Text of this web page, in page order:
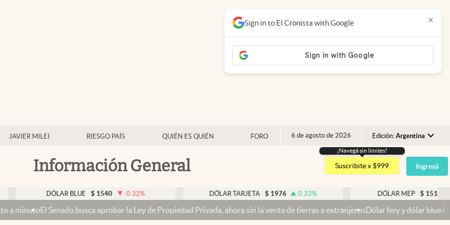
JAVIER MILEI RIESGO PAÍS QUIÉN ES QUIÉN FORO 6 de agosto de 2026 Edición: Argentina
Argentina
España
USA
Colombia
Información General
¡Navegá sin limites!
Suscribite x $999 Ingresá
DÓLAR BLUE $ 1540 -0.32% DÓLAR TARJETA $ 1976 0.33% DÓLAR MEP $ 1518,45 -0.05
Senado busca aprobar la Ley de Propiedad Privada, ahora sin la venta de tierras a extranjerosDólar hoy y dólar blue hoy: cuál es la
Sign in to El Cronista with Google ×